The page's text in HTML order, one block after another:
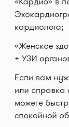
кардиолога;
«Женское
+ УЗИ
Если вам
или справка
можете
спокойной